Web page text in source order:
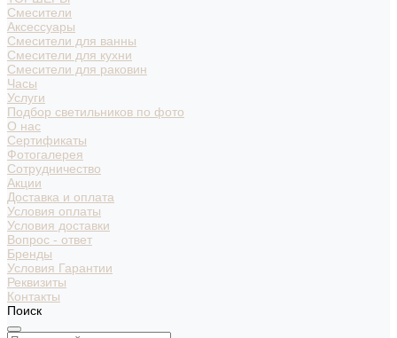
Смесители
Аксессуары
Смесители для ванны
Смесители для кухни
Смесители для раковин
Часы
Услуги
Подбор светильников по фото
О нас
Сертификаты
Фотогалерея
Сотрудничество
Акции
Доставка и оплата
Условия оплаты
Условия доставки
Вопрос - ответ
Бренды
Условия Гарантии
Реквизиты
Контакты
Поиск